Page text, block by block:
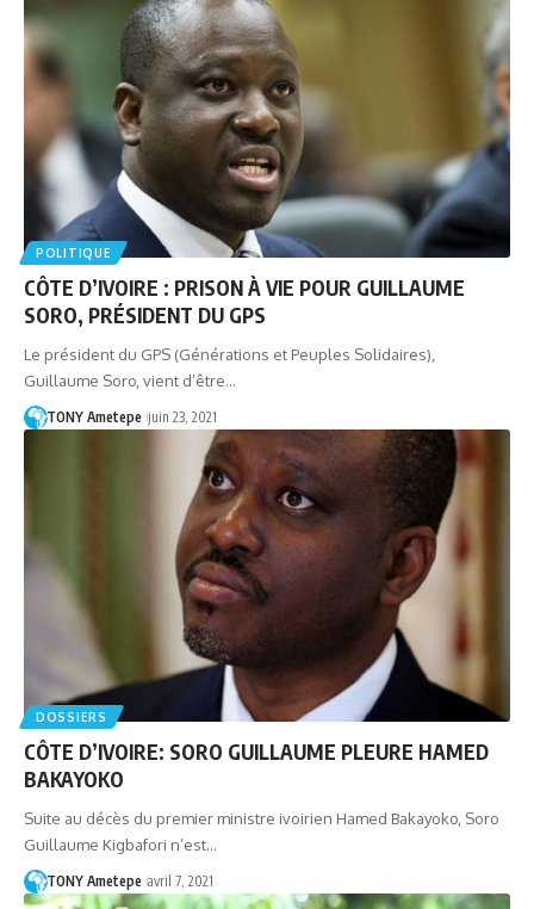
POLITIQUE
CÔTE D’IVOIRE : PRISON À VIE POUR GUILLAUME
SORO, PRÉSIDENT DU GPS
Le président du GPS (Générations et Peuples Solidaires),
Guillaume Soro, vient d’être…
TONY Ametepe juin 23, 2021
DOSSIERS
CÔTE D’IVOIRE: SORO GUILLAUME PLEURE HAMED
BAKAYOKO
Suite au décès du premier ministre ivoirien Hamed Bakayoko, Soro
Guillaume Kigbafori n’est…
TONY Ametepe avril 7, 2021